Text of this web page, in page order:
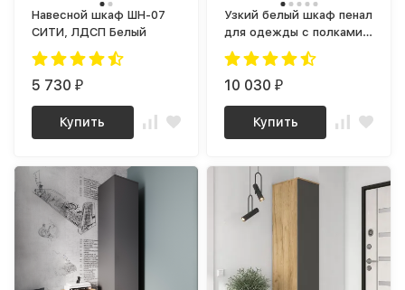
Навесной шкаф ШН-07
СИТИ, ЛДСП Белый
5 730₽
Купить
Узкий белый шкаф пенал
для одежды с полками в
прихожую или на кухню
МШ 400.1 (МП/3) МС
мори
10 030₽
Купить